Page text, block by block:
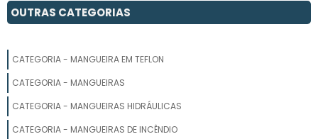
FABRICANTE DE TUBO FLEXÍVEL PELBD
TUBO DE SILICONE FLEXÍVEL
TUBO DE SILICONE COLORIDO
OUTRAS CATEGORIAS
CATEGORIA - MANGUEIRA EM TEFLON
CATEGORIA - MANGUEIRAS
CATEGORIA - MANGUEIRAS HIDRÁULICAS
CATEGORIA - MANGUEIRAS DE INCÊNDIO